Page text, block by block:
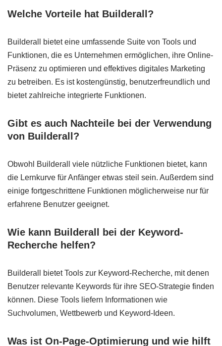
Welche Vorteile hat Builderall?
Builderall bietet eine umfassende Suite von Tools und
Funktionen, die es Unternehmen ermöglichen, ihre Online-
Präsenz zu optimieren und effektives digitales Marketing
zu betreiben. Es ist kostengünstig, benutzerfreundlich und
bietet zahlreiche integrierte Funktionen.
Gibt es auch Nachteile bei der Verwendung
von Builderall?
Obwohl Builderall viele nützliche Funktionen bietet, kann
die Lernkurve für Anfänger etwas steil sein. Außerdem sind
einige fortgeschrittene Funktionen möglicherweise nur für
erfahrene Benutzer geeignet.
Wie kann Builderall bei der Keyword-
Recherche helfen?
Builderall bietet Tools zur Keyword-Recherche, mit denen
Benutzer relevante Keywords für ihre SEO-Strategie finden
können. Diese Tools liefern Informationen wie
Suchvolumen, Wettbewerb und Keyword-Ideen.
Was ist On-Page-Optimierung und wie hilft